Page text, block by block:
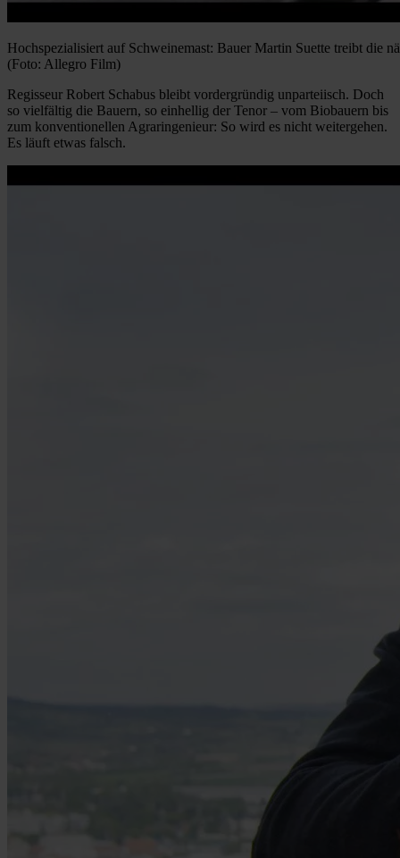
Hochspezialisiert auf Schweinemast: Bauer Martin Suette treibt die
(Foto: Allegro Film)
Regisseur Robert Schabus bleibt vordergründig unparteiisch. Doch
so vielfältig die Bauern, so einhellig der Tenor – vom Biobauern bis
zum konventionellen Agraringenieur: So wird es nicht weitergehen.
Es läuft etwas falsch.